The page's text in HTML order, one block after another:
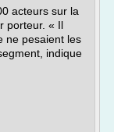
acteurs sur la
porteur. « Il
ne pesaient les
indique